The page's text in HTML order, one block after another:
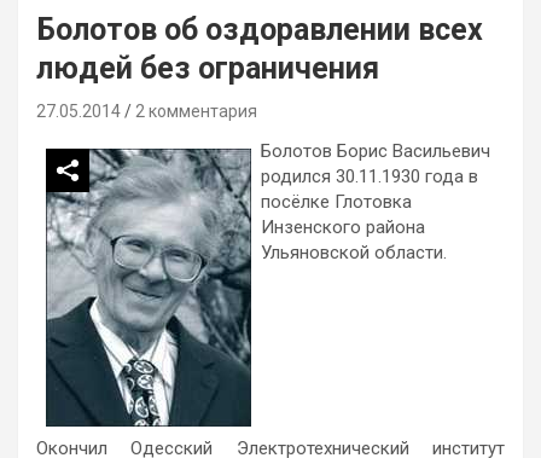
Болотов об оздоравлении всех
людей без ограничения
27.05.2014 2 комментария
Болотов Борис Васильевич
родился 30.11.1930 года в
посёлке Глотовка
Инзенского района
Ульяновской области.
Окончил Одесский Электротехнический институт